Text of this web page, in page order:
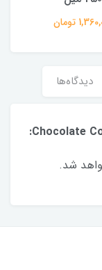
تومان
دیدگاه‌ها
شد.